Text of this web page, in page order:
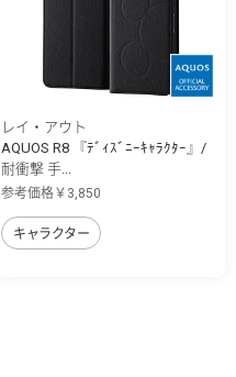
レイ・アウト
AQUOS R8 『ﾃﾞｨｽﾞﾆｰｷｬﾗｸﾀｰ』/
耐衝撃 手...
参考価格￥3,850
キャラクター